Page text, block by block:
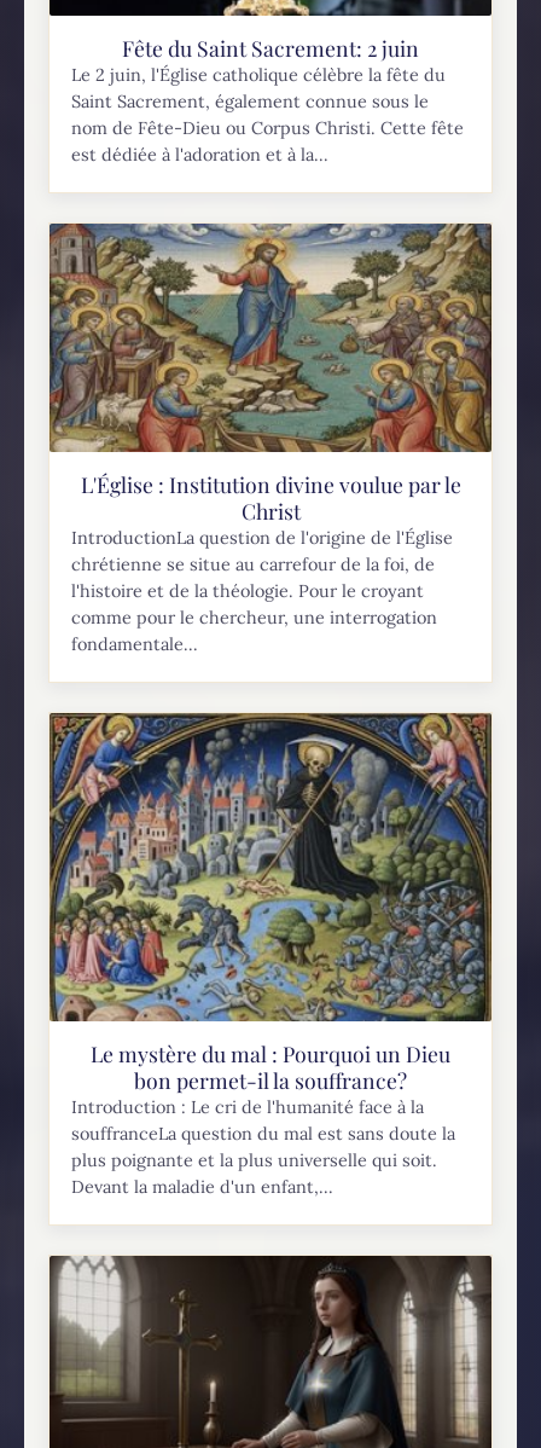
Fête du Saint Sacrement: 2 juin
Le 2 juin, l'Église catholique célèbre la fête du
Saint Sacrement, également connue sous le
nom de Fête-Dieu ou Corpus Christi. Cette fête
est dédiée à l'adoration et à la...
L'Église : Institution divine voulue par le
Christ
IntroductionLa question de l'origine de l'Église
chrétienne se situe au carrefour de la foi, de
l'histoire et de la théologie. Pour le croyant
comme pour le chercheur, une interrogation
fondamentale...
Le mystère du mal : Pourquoi un Dieu
bon permet-il la souffrance?
Introduction : Le cri de l'humanité face à la
souffranceLa question du mal est sans doute la
plus poignante et la plus universelle qui soit.
Devant la maladie d'un enfant,...